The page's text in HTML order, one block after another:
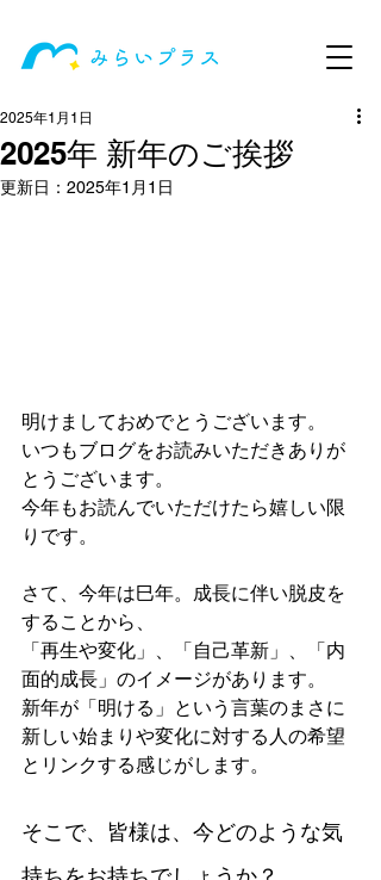
2025年 新年のご挨拶
2025年1月1日
更新日： 2025年1月1日
明けましておめでとうございます。
いつもブログをお読みいただきありが
とうございます。
今年もお読んでいただけたら嬉しい限
りです。
さて、今年は巳年。成長に伴い脱皮を
することから、
「再生や変化」、「自己革新」、「内
面的成長」のイメージがあります。
新年が「明ける」という言葉のまさに
新しい始まりや変化に対する人の希望
とリンクする感じがします。
そこで、皆様は、今どのような気